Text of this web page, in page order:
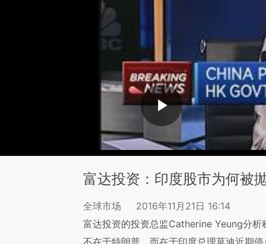
富达投资：印度股市为何被
全球市场
2016年11月21日 16:14
富达投资的投资总监Catherine Yeung分
不在于特朗普，而在于印度总理莫迪近期